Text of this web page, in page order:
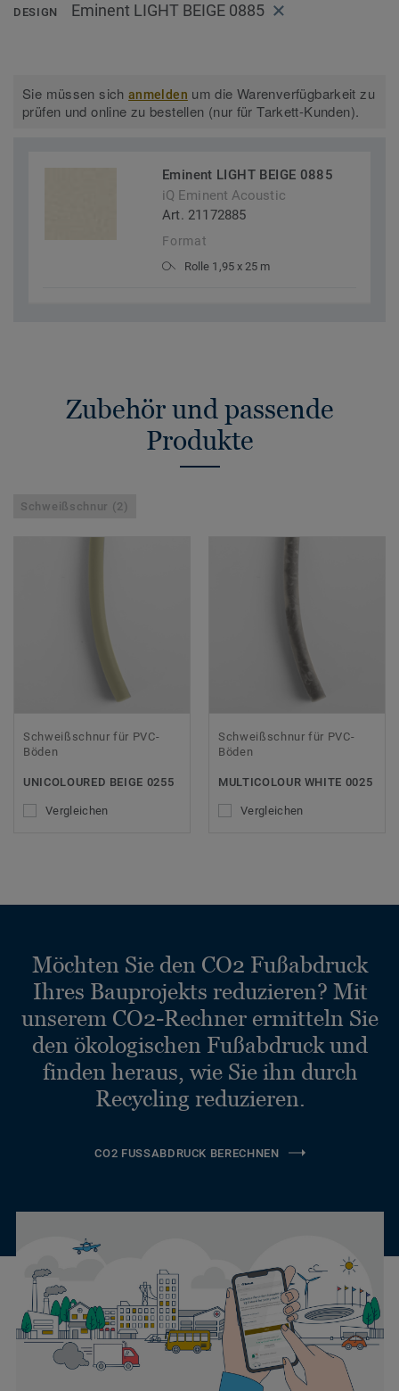
DESIGN Eminent LIGHT BEIGE 0885
Sie müssen sichanmelden um die Warenverfügbarkeit zu
prüfen und online zu bestellen (nur für Tarkett-Kunden).
Eminent LIGHT BEIGE 0885
iQ Eminent Acoustic
Art. 21172885
Format
Rolle 1,95 x 25 m
Zubehör und passende
Produkte
Schweißschnur (2)
Schweißschnur für PVC-
Böden
UNICOLOURED BEIGE 0255
Vergleichen
Schweißschnur für PVC-
Böden
MULTICOLOUR WHITE 0025
Vergleichen
Möchten Sie den CO2 Fußabdruck
Ihres Bauprojekts reduzieren? Mit
unserem CO2-Rechner ermitteln Sie
den ökologischen Fußabdruck und
finden heraus, wie Sie ihn durch
Recycling reduzieren.
CO2 FUSSABDRUCK BERECHNEN